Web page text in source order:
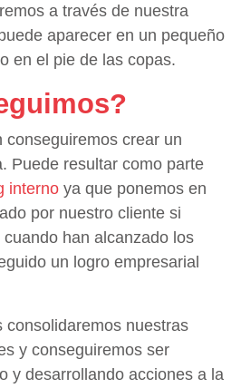
a través de nuestra
aparecer en un pequeño
en el pie de las copas.
conseguiremos crear un
Puede resultar como parte
interno ya que ponemos en
por nuestro cliente si
han alcanzado los
un logro empresarial
consolidaremos nuestras
y conseguiremos ser
y desarrollando acciones a la